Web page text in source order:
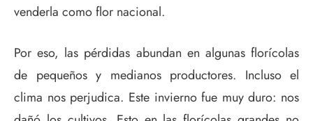
venderla como flor nacional.
Por eso, las pérdidas abundan en algunas florícolas
de pequeños y medianos productores. Incluso el
clima nos perjudica. Este invierno fue muy duro: nos